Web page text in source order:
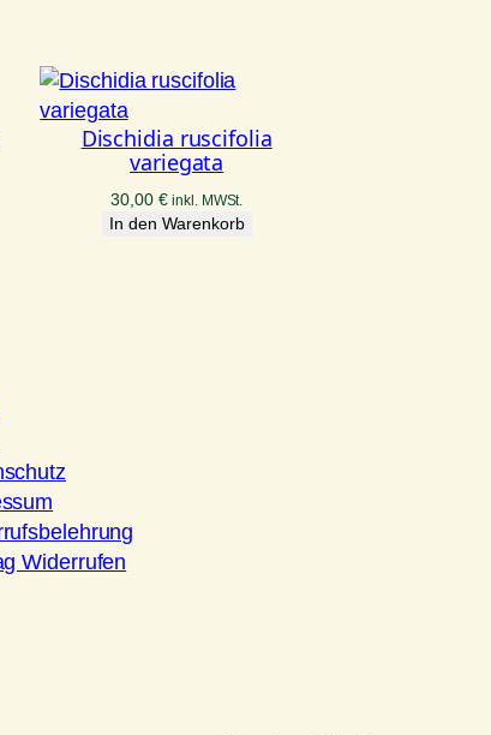
Dischidia ruscifolia
variegata
30,00 € inkl. MWSt.
In den Warenkorb
Widerrufen